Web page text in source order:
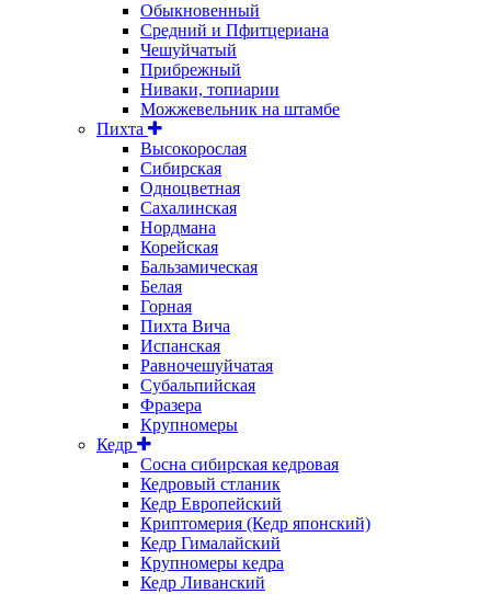
Обыкновенный
Средний и Пфитцериана
Чешуйчатый
Прибрежный
Ниваки, топиарии
Можжевельник на штамбе
Пихта
Высокорослая
Сибирская
Одноцветная
Сахалинская
Нордмана
Корейская
Бальзамическая
Белая
Горная
Пихта Вича
Испанская
Равночешуйчатая
Субальпийская
Фразера
Крупномеры
Кедр
Сосна сибирская кедровая
Кедровый стланик
Кедр Европейский
Криптомерия (Кедр японский)
Кедр Гималайский
Крупномеры кедра
Кедр Ливанский